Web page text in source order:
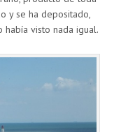
y se ha depositado,
había visto nada igual.